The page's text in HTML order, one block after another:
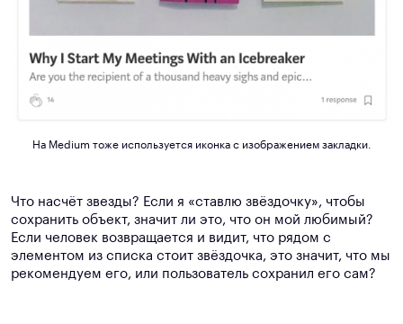
На Medium тоже используется иконка с изображением закладки.
Что насчёт звезды? Если я «ставлю звёздочку», чтобы
сохранить объект, значит ли это, что он мой любимый?
Если человек возвращается и видит, что рядом с
элементом из списка стоит звёздочка, это значит, что мы
рекомендуем его, или пользователь сохранил его сам?